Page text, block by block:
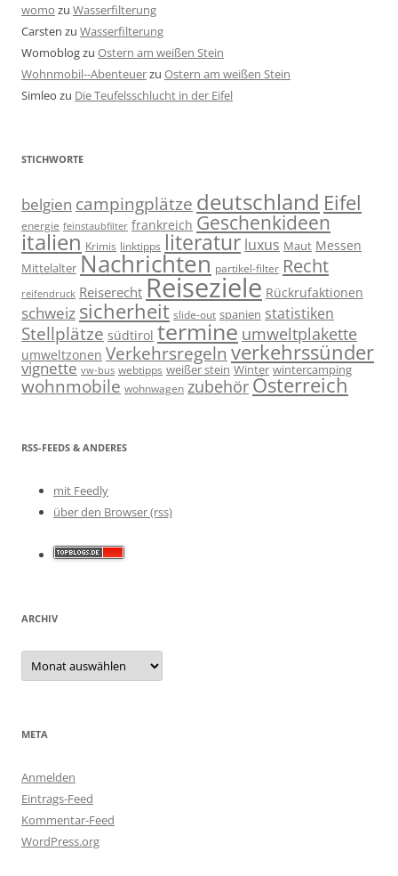
womo zu Wasserfilterung
Carsten zu Wasserfilterung
Womoblogzu Ostern am weißen Stein
Wohnmobil--Abenteuerzu Ostern am weißen Stein
Simleo zu Die Teufelsschlucht in der Eifel
STICHWORTE
belgien campingplätze deutschland Eifel
energie feinstaubfilter frankreich Geschenkideen
italien Krimis linktipps literatur luxus Maut Messen
Mittelalter Nachrichten partikel-filter Recht
reifendruck Reiserecht Reiseziele Rückrufaktionen
schweiz sicherheit slide-out spanien statistiken
Stellplätze südtirol termine umweltplakette
umweltzonen Verkehrsregeln verkehrssünder
vignette vw-bus webtipps weißer stein Winter wintercamping
wohnmobile wohnwagen zubehör Österreich
RSS-FEEDS & ANDERES
mit Feedly
über den Browser (rss)
ARCHIV
Archiv
META
Anmelden
Eintrags-Feed
Kommentar-Feed
WordPress.org